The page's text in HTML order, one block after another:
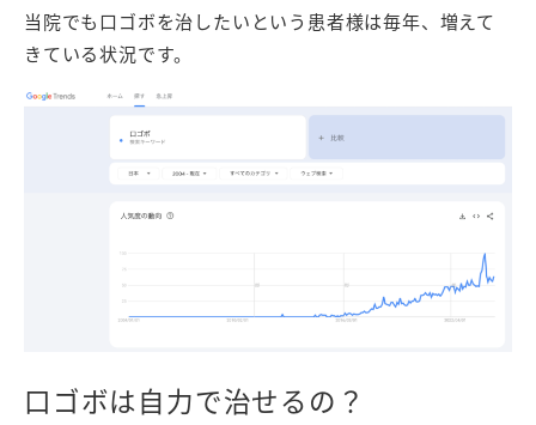
当院でも口ゴボを治したいという患者様は毎年、増えて
きている状況です。
口ゴボは自力で治せるの？